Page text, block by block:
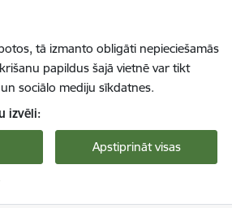
tā izmanto obligāti nepieciešamās
papildus šajā vietnē var tikt
sociālo mediju sīkdatnes.
izvēli:
Apstiprināt visas